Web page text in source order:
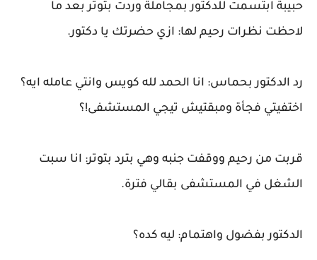
حبيبة ابتسمت للدكتور بمجاملة وردت بتوتر بعد ما
لاحظت نظرات رحيم لها: ازي حضرتك يا دكتور.
رد الدكتور بحماس: انا الحمد لله كويس وانتي عامله ايه؟
اختفيتي فجأة ومبقتيش تيجي المستشفى!؟
قربت من رحيم ووقفت جنبه وهي بترد بتوتر: انا سبت
الشغل في المستشفى بقالي فترة.
الدكتور بفضول واهتمام: ليه كده؟